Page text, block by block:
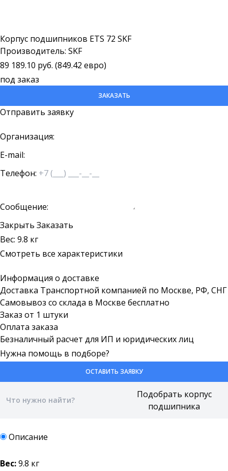
Корпус подшипников ETS 72 SKF
Производитель: SKF
89 189.10 руб. (849.42 евро)
под заказ
ЗАКАЗАТЬ
Отправить заявку
Организация:
E-mail:
Телефон:
Сообщение:
Закрыть Заказать
Вес: 9.8 кг
Смотреть все характеристики
Информация о доставке
Доставка Транспортной компанией по Москве, РФ, СНГ
Самовывоз со склада в Москве бесплатно
Заказ от 1 штуки
Оплата заказа
Безналичный расчет для ИП и юридических лиц
Нужна помощь в подборе?
ОСТАВИТЬ ЗАЯВКУ
Описание
Вес:9.8 кг